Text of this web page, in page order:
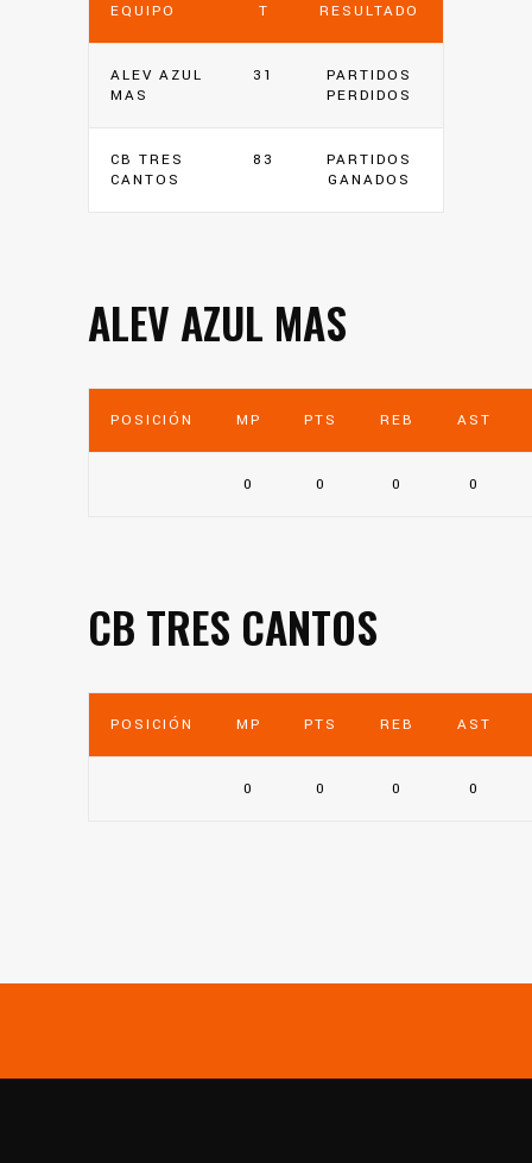
EQUIPO T RESULTADO
ALEV AZUL
MAS
31
PARTIDOS
PERDIDOS
CB TRES
CANTOS
83
PARTIDOS
GANADOS
ALEV AZUL MAS
POSICIÓN MP PTS REB AST
0 0 0 0
CB TRES CANTOS
POSICIÓN MP PTS REB AST
0 0 0 0